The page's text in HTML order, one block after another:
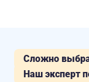
Сложно
Наш эксперт